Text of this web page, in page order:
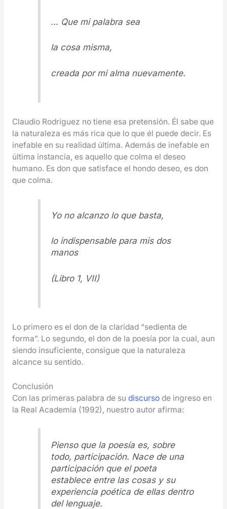
… Que mi palabra sea
la cosa misma,
creada por mi alma nuevamente.
Claudio Rodríguez no tiene esa pretensión. Él sabe que
la naturaleza es más rica que lo que él puede decir. Es
inefable en su realidad última. Además de inefable en
última instancia, es aquello que colma el deseo
humano. Es don que satisface el hondo deseo, es don
que colma.
Yo no alcanzo lo que basta,
lo indispensable para mis dos
manos
(Libro 1, VII)
Lo primero es el don de la claridad “sedienta de
forma”. Lo segundo, el don de la poesía por la cual, aun
siendo insuficiente, consigue que la naturaleza
alcance su sentido.
Conclusión
Con las primeras palabra de su discurso de ingreso en
la Real Academia (1992), nuestro autor afirma:
Pienso que la poesía es, sobre
todo, participación. Nace de una
participación que el poeta
establece entre las cosas y su
experiencia poética de ellas dentro
del lenguaje.